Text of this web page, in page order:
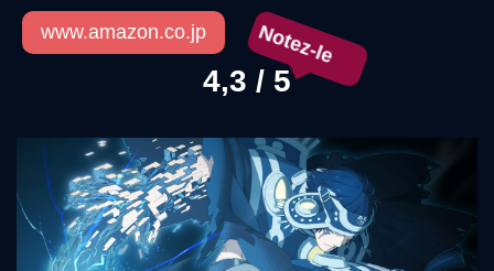
www.amazon.co.jp Notez-le
4,3 / 5
Précédent